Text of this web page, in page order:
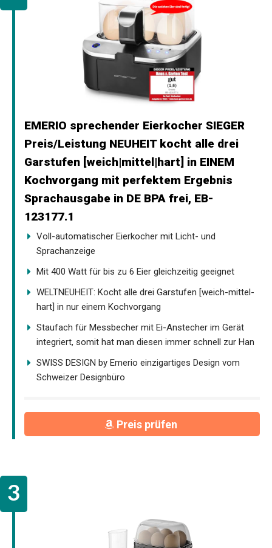
EMERIO sprechender Eierkocher SIEGER
Preis/Leistung NEUHEIT kocht alle drei
Garstufen [weich|mittel|hart] in EINEM
Kochvorgang mit perfektem Ergebnis
Sprachausgabe in DE BPA frei, EB-
123177.1
Voll-automatischer Eierkocher mit Licht- und
Sprachanzeige
Mit 400 Watt für bis zu 6 Eier gleichzeitig geeignet
WELTNEUHEIT: Kocht alle drei Garstufen [weich-mittel-
hart] in nur einem Kochvorgang
Staufach für Messbecher mit Ei-Anstecher im Gerät
integriert, somit hat man diesen immer schnell zur Han
SWISS DESIGN by Emerio einzigartiges Design vom
Schweizer Designbüro
Preis prüfen